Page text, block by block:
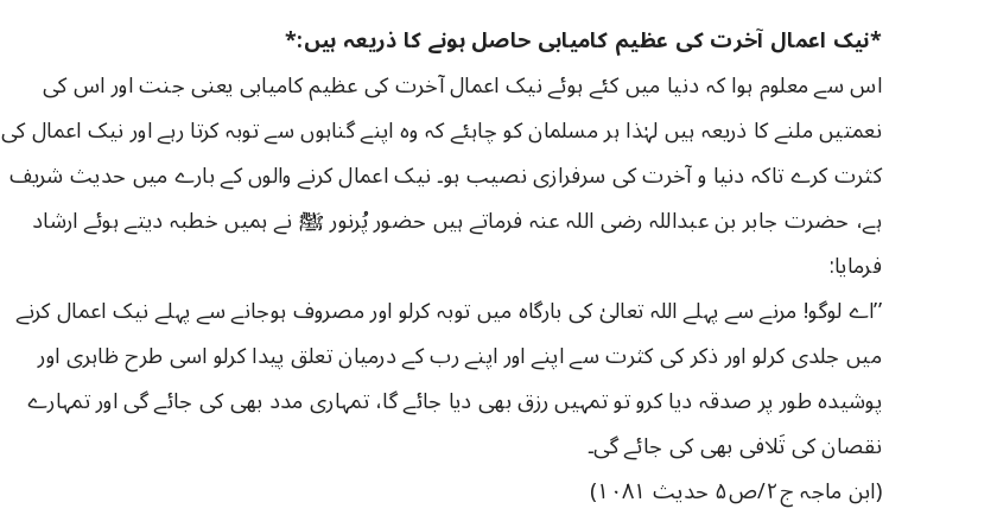
*نیک اعمال آخرت کی عظیم کامیابی حاصل ہونے کا ذریعہ ہیں:*
اس سے معلوم ہوا کہ دنیا میں کئے ہوئے نیک اعمال آخرت کی عظیم کامیابی یعنی جنت اور اس کی
نعمتیں ملنے کا ذریعہ ہیں لہٰذا ہر مسلمان کو چاہئے کہ وہ اپنے گناہوں سے توبہ کرتا رہے اور نیک اعمال کی
کثرت کرے تاکہ دنیا و آخرت کی سرفرازی نصیب ہو۔ نیک اعمال کرنے والوں کے بارے میں حدیث شریف
ہے، حضرت جابر بن عبداللہ رضی اللہ عنہ فرماتے ہیں حضور پُرنور ﷺ نے ہمیں خطبہ دیتے ہوئے ارشاد
فرمایا:
’’اے لوگو! مرنے سے پہلے اللہ تعالیٰ کی بارگاہ میں توبہ کرلو اور مصروف ہوجانے سے پہلے نیک اعمال کرنے
میں جلدی کرلو اور ذکر کی کثرت سے اپنے اور اپنے رب کے درمیان تعلق پیدا کرلو اسی طرح ظاہری اور
پوشیدہ طور پر صدقہ دیا کرو تو تمہیں رزق بھی دیا جائے گا، تمہاری مدد بھی کی جائے گی اور تمہارے
نقصان کی تَلافی بھی کی جائے گی۔
(ابن ماجہ ج۲/ص۵ حدیث ۱۰۸۱)